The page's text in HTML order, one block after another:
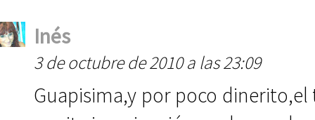
Inés
3 de octubre de 2010 a las 23:09
Guapisima,y por poco